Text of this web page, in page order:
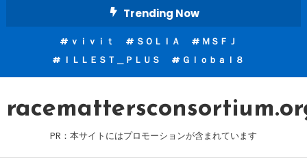
Trending Now
ｖｉｖｉｔ ＳＯＬＩＡ
ＭＳＦＪ
ＩＬＬＥＳＴ＿ＰＬＵＳ
Ｇｌｏｂａｌ８
PR：本サイトにはプロモーションが含まれています